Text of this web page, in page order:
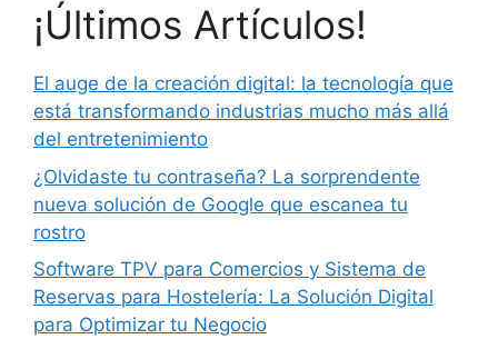
¡Últimos Artículos!
El auge de la creación digital: la tecnología que
está transformando industrias mucho más allá
del entretenimiento
¿Olvidaste tu contraseña? La sorprendente
nueva solución de Google que escanea tu
rostro
Software TPV para Comercios y Sistema de
Reservas para Hostelería: La Solución Digital
para Optimizar tu Negocio